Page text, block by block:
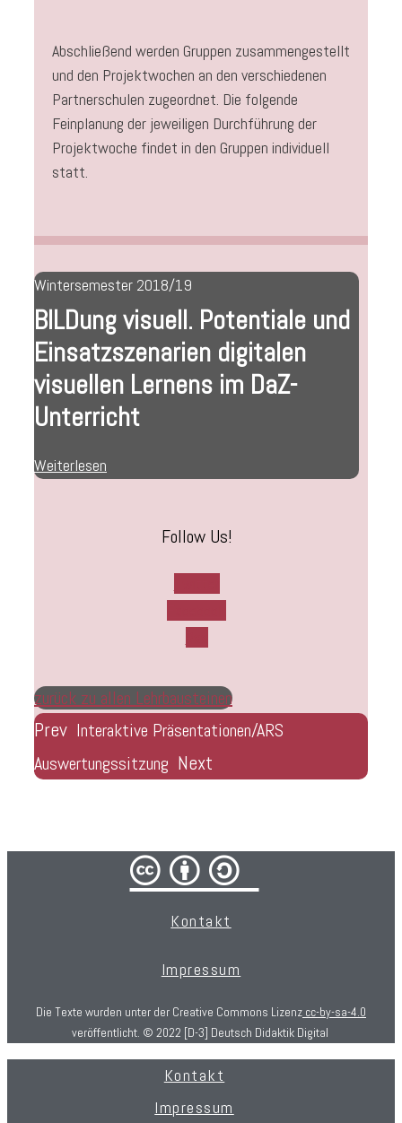
Abschließend werden Gruppen zusammengestellt
und den Projektwochen an den verschiedenen
Partnerschulen zugeordnet. Die folgende
Feinplanung der jeweiligen Durchführung der
Projektwoche findet in den Gruppen individuell
statt.
Wintersemester 2018/19
BILDung visuell. Potentiale und
Einsatzszenarien digitalen
visuellen Lernens im DaZ-
Unterricht
Weiterlesen
Follow Us!
zurück zu allen Lehrbausteinen
Prev Interaktive Präsentationen/ARS
Auswertungssitzung Next
cba/
Kontakt
Impressum
Die Texte wurden unter der Creative Commons Lizenz cc-by-sa-4.0
veröffentlicht. © 2022 [D-3] Deutsch Didaktik Digital
Kontakt
Impressum